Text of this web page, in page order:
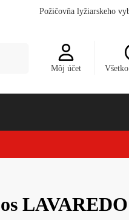
Požičovňa lyžiarskeho
Môj účet
LAVAREDO